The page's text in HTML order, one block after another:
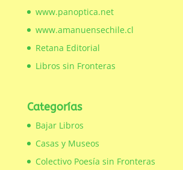
www.panoptica.net
www.amanuensechile.cl
Retana Editorial
Libros sin Fronteras
Categorías
Bajar Libros
Casas y Museos
Colectivo Poesía sin Fronteras